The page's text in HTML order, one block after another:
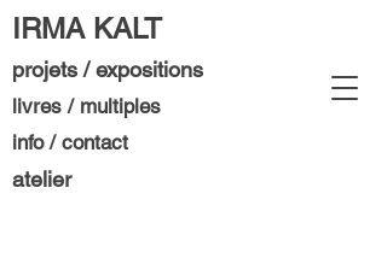
IRMA KALT
projets / expositions
atelier
livres / multiples
info / contact